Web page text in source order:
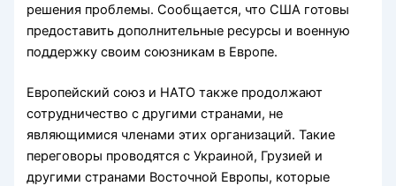
решения проблемы. Сообщается, что США готовы
предоставить дополнительные ресурсы и военную
поддержку своим союзникам в Европе.
Европейский союз и НАТО также продолжают
сотрудничество с другими странами, не
являющимися членами этих организаций. Такие
переговоры проводятся с Украиной, Грузией и
другими странами Восточной Европы, которые